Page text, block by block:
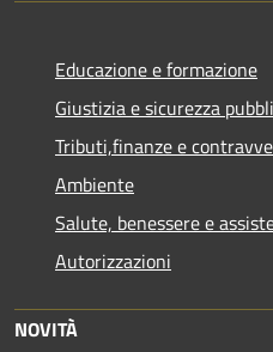
Educazione e formazione
Giustizia e sicurezza
Tributi,finanze e
Ambiente
Salute, benessere e
Autorizzazioni
NOVITÀ